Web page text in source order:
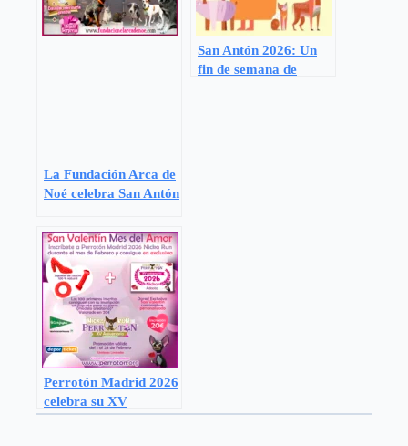
La Fundación Arca de
Noé celebra San Antón
San Antón 2026: Un
fin de semana de
Perrotón Madrid 2026
celebra su XV